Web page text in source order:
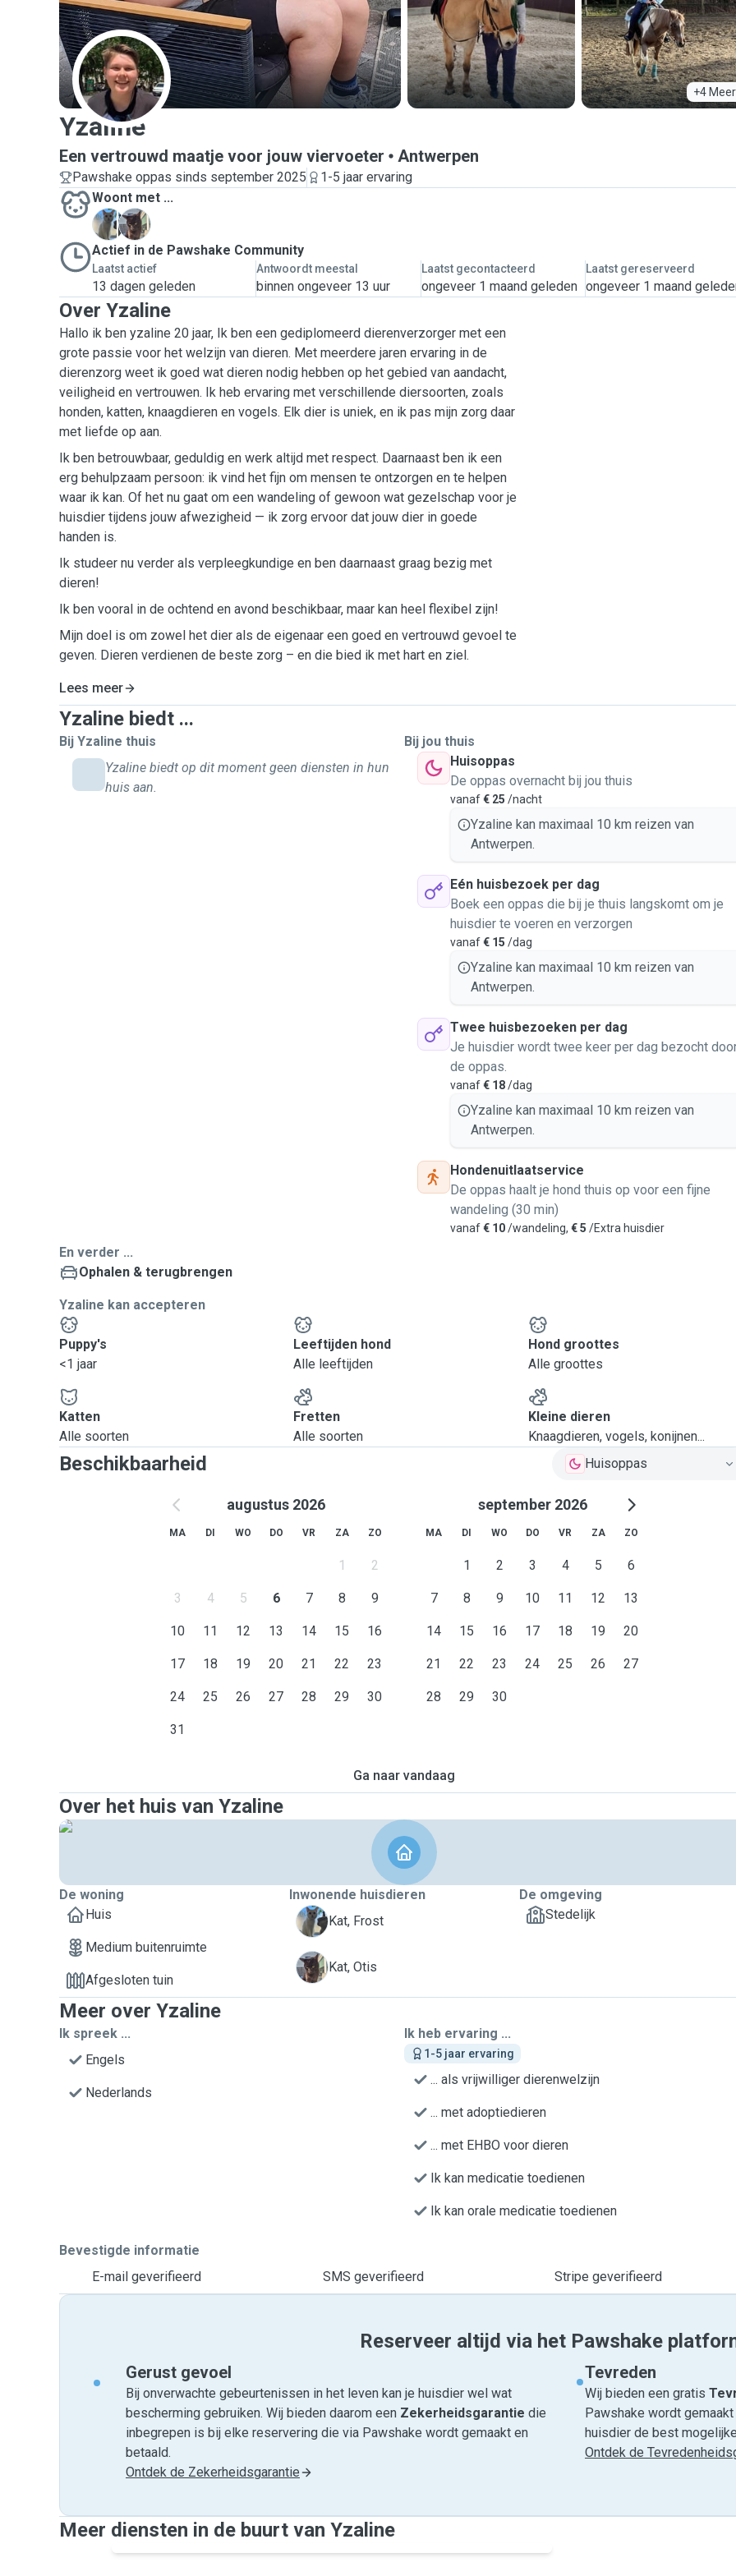
+4 Meer
Y
Yzaline
Een vertrouwd maatje voor jouw viervoeter Antwerpen
Pawshake oppas sinds september 2025
1-5 jaar ervaring
Woont met ...
F
O
Actief in de Pawshake Community
Laatst actief
13 dagen geleden
Antwoordt meestal
binnen ongeveer 13 uur
Laatst gecontacteerd
ongeveer 1 maand geleden
Laatst gereserveerd
ongeveer 1 maand
Over Yzaline
Hallo ik ben yzaline 20 jaar, Ik ben een gediplomeerd dierenverzorger met een
grote passie voor het welzijn van dieren. Met meerdere jaren ervaring in de
dierenzorg weet ik goed wat dieren nodig hebben op het gebied van aandacht,
veiligheid en vertrouwen. Ik heb ervaring met verschillende diersoorten, zoals
honden, katten, knaagdieren en vogels. Elk dier is uniek, en ik pas mijn zorg daar
met liefde op aan.
Ik ben betrouwbaar, geduldig en werk altijd met respect. Daarnaast ben ik een
erg behulpzaam persoon: ik vind het fijn om mensen te ontzorgen en te helpen
waar ik kan. Of het nu gaat om een wandeling of gewoon wat gezelschap voor je
huisdier tijdens jouw afwezigheid — ik zorg ervoor dat jouw dier in goede
handen is.
Ik studeer nu verder als verpleegkundige en ben daarnaast graag bezig met
dieren!
Ik ben vooral in de ochtend en avond beschikbaar, maar kan heel flexibel zijn!
Mijn doel is om zowel het dier als de eigenaar een goed en vertrouwd gevoel te
geven. Dieren verdienen de beste zorg – en die bied ik met hart en ziel.
Lees meer
Yzaline biedt ...
Bij Yzaline thuis
Yzaline biedt op dit moment geen diensten in hun
huis aan.
Bij jou thuis
Huisoppas
De oppas overnacht bij jou thuis
vanaf€ 25 /nacht
Yzaline kan maximaal 10 km reizen van
Antwerpen.
Eén huisbezoek per dag
Boek een oppas die bij je thuis langskomt om je
huisdier te voeren en verzorgen
vanaf€ 15 /dag
Yzaline kan maximaal 10 km reizen van
Antwerpen.
Twee huisbezoeken per dag
Je huisdier wordt twee keer per dag bezocht
de oppas.
vanaf€ 18/dag
Yzaline kan maximaal 10 km reizen van
Antwerpen.
Hondenuitlaatservice
De oppas haalt je hond thuis op voor een fijne
wandeling (30 min)
vanaf€ 10/wandeling, € 5 /Extra huisdier
En verder ...
Ophalen & terugbrengen
Yzaline kan accepteren
Puppy's
<1 jaar
Leeftijden hond
Alle leeftijden
Hond groottes
Alle groottes
Katten
Alle soorten
Fretten
Alle soorten
Kleine dieren
Knaagdieren, vogels, konijnen...
Beschikbaarheid Huisoppas
augustus 2026
MA DI WO DO VR ZA ZO
1 2
3 4 5 6 7 8 9
10 11 12 13 14 15 16
17 18 19 20 21 22 23
24 25 26 27 28 29 30
31
september 2026
MA DI WO DO VR ZA ZO
1 2 3 4 5 6
7 8 9 10 11 12 13
14 15 16 17 18 19 20
21 22 23 24 25 26 27
28 29 30
Ga naar vandaag
Over het huis van Yzaline
De woning
Huis
Medium buitenruimte
Afgesloten tuin
Inwonende huisdieren
F
Kat, Frost
O Kat, Otis
De omgeving
Stedelijk
Meer over Yzaline
Ik spreek ...
Engels
Nederlands
Ik heb ervaring ...
1-5 jaar ervaring
... als vrijwilliger dierenwelzijn
... met adoptiedieren
... met EHBO voor dieren
Ik kan medicatie toedienen
Ik kan orale medicatie toedienen
Bevestigde informatie
E-mail geverifieerd
SMS geverifieerd Stripe geverifieerd
Reserveer altijd via het Pawshake
Gerust gevoel
Bij onverwachte gebeurtenissen in het leven kan je huisdier wel wat
bescherming gebruiken. Wij bieden daarom een Zekerheidsgarantie die
inbegrepen is bij elke reservering die via Pawshake wordt gemaakt en
betaald.
Ontdek de Zekerheidsgarantie
Tevreden
Wij bieden een gratis
Pawshake wordt
huisdier de best
Ontdek de
Meer diensten in de buurt van Yzaline